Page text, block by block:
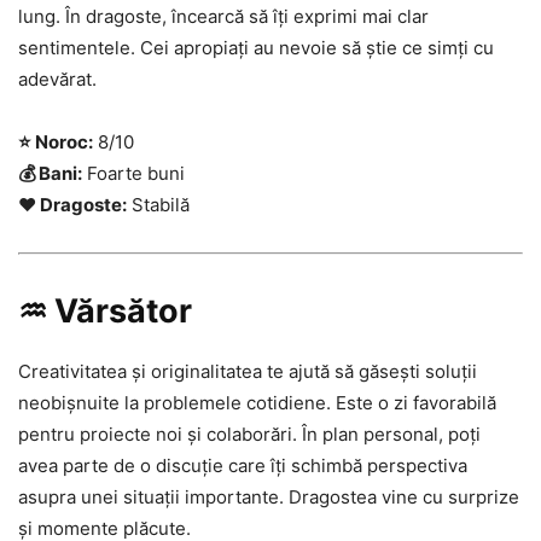
lung. În dragoste, încearcă să îți exprimi mai clar
sentimentele. Cei apropiați au nevoie să știe ce simți cu
adevărat.
⭐ Noroc: 8/10
💰 Bani: Foarte buni
❤️ Dragoste: Stabilă
♒ Vărsător
Creativitatea și originalitatea te ajută să găsești soluții
neobișnuite la problemele cotidiene. Este o zi favorabilă
pentru proiecte noi și colaborări. În plan personal, poți
avea parte de o discuție care îți schimbă perspectiva
asupra unei situații importante. Dragostea vine cu surprize
și momente plăcute.